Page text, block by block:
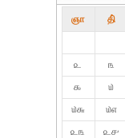
ஞா தி்
௨
௩
௯
௰
௰௬
௰௭
௨௩
௨௪